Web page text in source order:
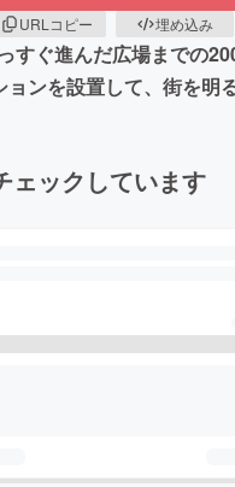
URLコピー 埋め込み
すぐ進んだ広場までの
ンを設置して、街を
ェックしています